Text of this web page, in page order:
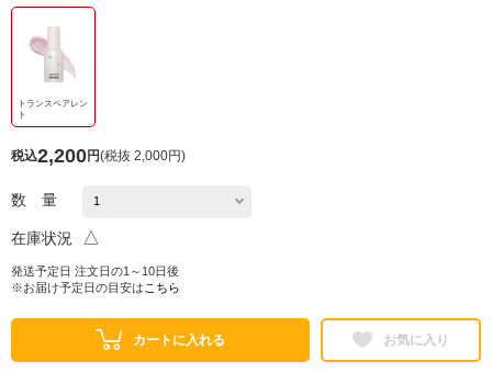
トランスペアレン
ト
税込2,200円(税抜 2,000円)
数 量
在庫状況 △
発送予定日 注文日の1～10日後
※お届け予定日の目安は こちら
カートに入れる お気に入り